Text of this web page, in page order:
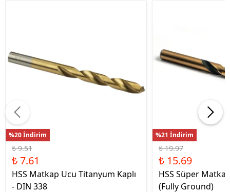
%20 İndirim
₺ 9.51
₺ 7.61
HSS Matkap Ucu Titanyum Kaplı
- DIN 338
%21 İndirim
₺ 19.97
₺ 15.69
HSS Süper
(Fully Ground)